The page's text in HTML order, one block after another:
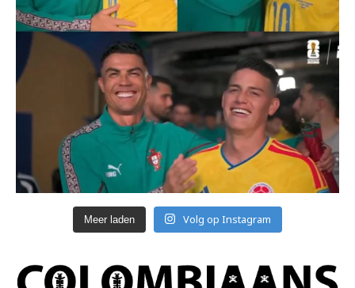
Meer laden Volg op Instagram